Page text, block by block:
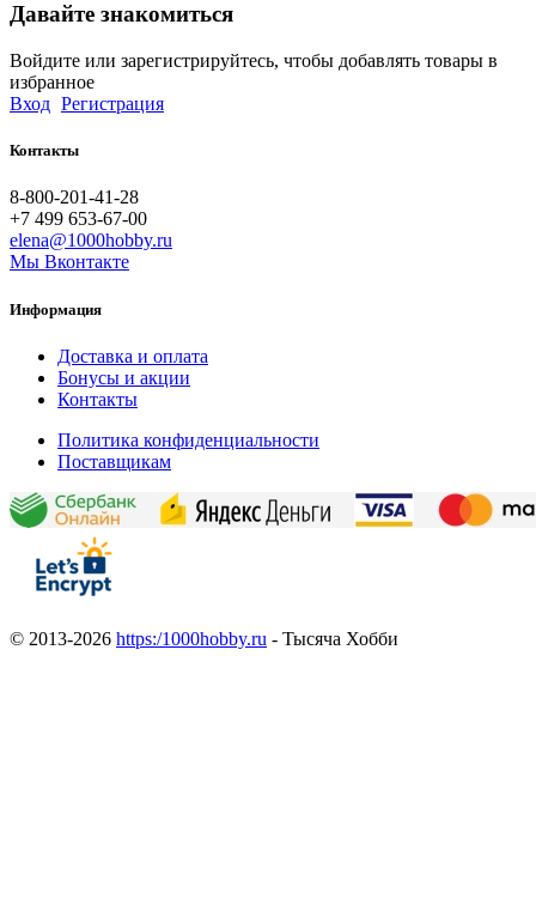
Давайте знакомиться
Войдите или зарегистрируйтесь, чтобы добавлять товары в
избранное
Вход Регистрация
Контакты
8-800-201-41-28
+7 499 653-67-00
elena@1000hobby.ru
Мы Вконтакте
Информация
Доставка и оплата
Бонусы и акции
Контакты
Политика конфиденциальности
Поставщикам
© 2013-2026 https:/1000hobby.ru - Тысяча Хобби